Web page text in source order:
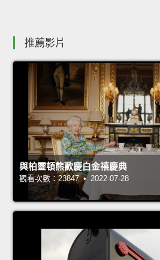
推薦影片
與柏靈頓熊歡慶白金禧慶典
觀看次數：23847 • 2022-07-28